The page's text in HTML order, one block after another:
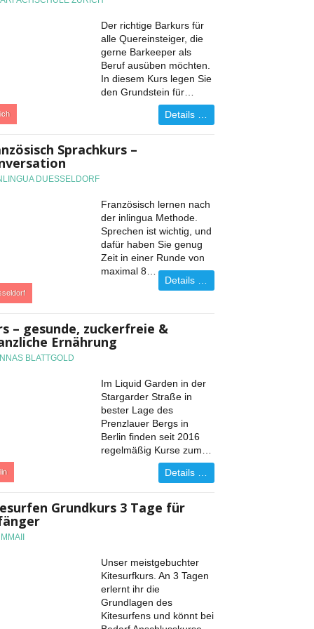
Der richtige Barkurs für
alle Quereinsteiger, die
gerne Barkeeper als
Beruf ausüben möchten.
In diesem Kurs legen Sie
den Grundstein für…
Details …
Sprachkurs –
DUESSELDORF
Französisch lernen nach
der inlingua Methode.
Sprechen ist wichtig, und
dafür haben Sie genug
Zeit in einer Runde von
maximal 8…
Details …
– gesunde, zuckerfreie &
Ernährung
BLATTGOLD
Im Liquid Garden in der
Stargarder Straße in
bester Lage des
Prenzlauer Bergs in
Berlin finden seit 2016
regelmäßig Kurse zum…
Details …
Grundkurs 3 Tage für
Unser meistgebuchter
Kitesurfkurs. An 3 Tagen
erlernt ihr die
Grundlagen des
Kitesurfens und könnt bei